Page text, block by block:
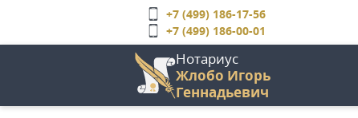
основному
+7 (499) 186-17-56
+7 (499) 186-00-01
Нотариус
Жлобо Игорь
ГеннадьевичГлавное